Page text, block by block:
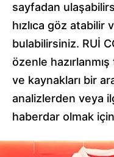
sayfadan
hızlıca göz atabilir
bulabilirsiniz. RUİ
özenle
ve kaynakları bir
analizlerden veya
haberdar olmak